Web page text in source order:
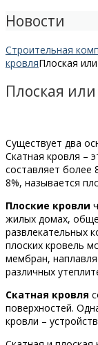
Новости
Строительная
кровляПлоская
Плоская
Существует два
Скатная кровля –
составляет более
8%, называется
Плоские кровли
жилых домах,
развлекательных
плоских кровель
мембран,
различных
Скатная кровля
поверхностей.
кровли –